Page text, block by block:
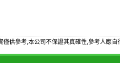
供參考,本公司不保證其真確性,參考人應